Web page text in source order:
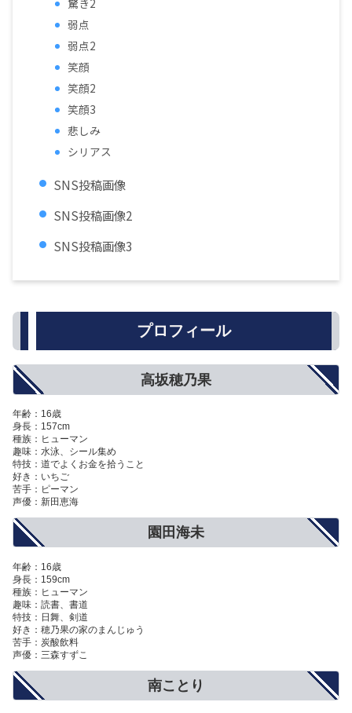
驚き2
弱点
弱点2
笑顔
笑顔2
笑顔3
悲しみ
シリアス
SNS投稿画像
SNS投稿画像2
SNS投稿画像3
プロフィール
高坂穂乃果
年齢：16歳
身長：157cm
種族：ヒューマン
趣味：水泳、シール集め
特技：道でよくお金を拾うこと
好き：いちご
苦手：ピーマン
声優：新田恵海
園田海未
年齢：16歳
身長：159cm
種族：ヒューマン
趣味：読書、書道
特技：日舞、剣道
好き：穂乃果の家のまんじゅう
苦手：炭酸飲料
声優：三森すずこ
南ことり